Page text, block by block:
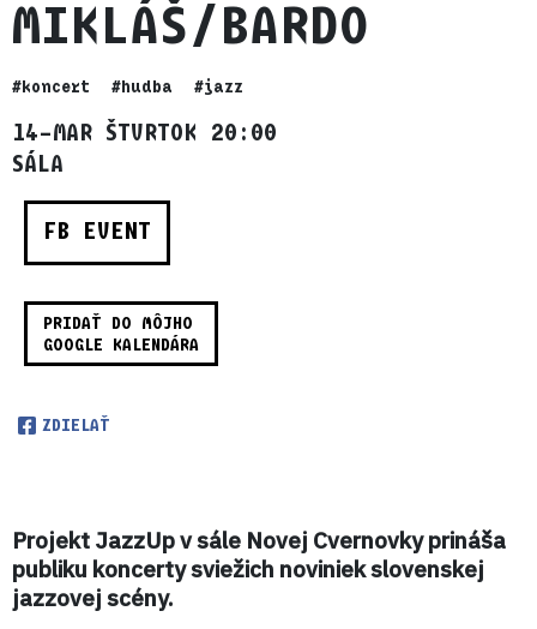
MIKLÁŠ/BARDO
#koncert #hudba #jazz
14–MAR ŠTVRTOK 20:00
SÁLA
FB EVENT
PRIDAŤ DO MÔJHO
GOOGLE KALENDÁRA
ZDIELAŤ
Projekt JazzUp v sále Novej Cvernovky prináša
publiku koncerty sviežich noviniek slovenskej
jazzovej scény.